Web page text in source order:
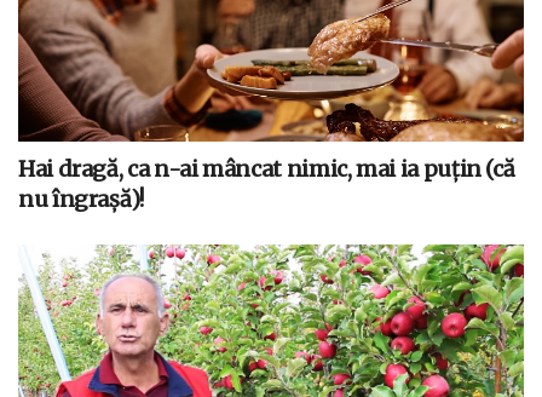
Hai dragă, ca n-ai mâncat nimic, mai ia puțin (că
nu îngrașă)!